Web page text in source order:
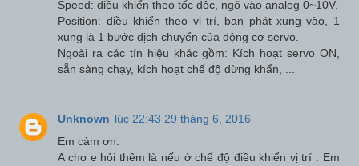
Speed: điều khiển theo tốc độc, ngõ vào analog 0~10V.
Position: điều khiển theo vị trí, bạn phát xung vào, 1
xung là 1 bước dịch chuyển của động cơ servo.
Ngoài ra các tín hiệu khác gồm: Kích hoạt servo ON,
sẵn sàng chạy, kích hoạt chế độ dừng khẩn, ...
Unknown lúc 22:43 29 tháng 6, 2016
Em cảm ơn.
A cho e hỏi thêm là nếu ở chế độ điều khiển vị trí . Em